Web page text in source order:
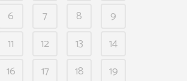
6 7 8
9
11 12 13
14
16 17 18
19